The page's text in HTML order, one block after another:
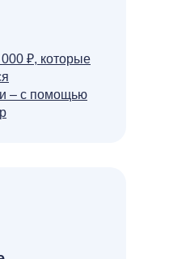
₽, которые
– с помощью